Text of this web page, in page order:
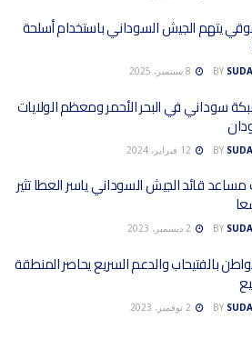
يتهم الجيش السوداني باستخدام أسلحة
BY
سوداني في البحر الأحمر ومعظم الولايات
BY
قائد الجيش السوداني ياسر العطا تثير
BY
بالفتيحاب والدعم السريع يحاصر المنطقة
BY